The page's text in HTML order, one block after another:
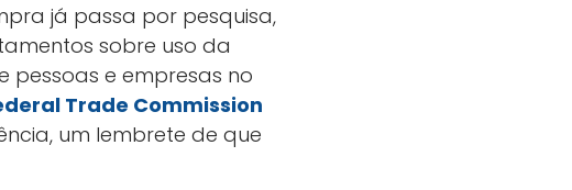
já passa por pesquisa,
sobre uso da
pessoas e empresas no
Trade Commission
um lembrete de que